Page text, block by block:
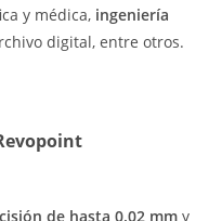
y médica, ingeniería
digital, entre otros.
de hasta 0.02 mm y